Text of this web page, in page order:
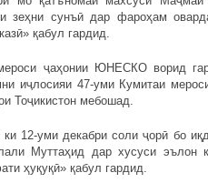
зеҳни сунъӣ дар фароҳам
қабул гардид.
ҷаҳонии ЮНЕСКО ворид
иҷлосияи 47-уми Кумитаи
Тоҷикистон мебошад.
12-уми декабри соли ҷорӣ бо
Муттаҳид дар хусуси эълон
ҳуқуқӣ» қабул гардид.